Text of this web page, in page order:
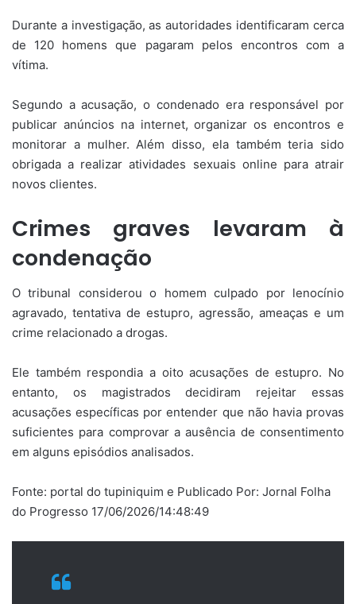
Durante a investigação, as autoridades identificaram cerca
de 120 homens que pagaram pelos encontros com a
vítima.
Segundo a acusação, o condenado era responsável por
publicar anúncios na internet, organizar os encontros e
monitorar a mulher. Além disso, ela também teria sido
obrigada a realizar atividades sexuais online para atrair
novos clientes.
Crimes graves levaram à
condenação
O tribunal considerou o homem culpado por lenocínio
agravado, tentativa de estupro, agressão, ameaças e um
crime relacionado a drogas.
Ele também respondia a oito acusações de estupro. No
entanto, os magistrados decidiram rejeitar essas
acusações específicas por entender que não havia provas
suficientes para comprovar a ausência de consentimento
em alguns episódios analisados.
Fonte: portal do tupiniquim e Publicado Por: Jornal Folha
do Progresso 17/06/2026/14:48:49